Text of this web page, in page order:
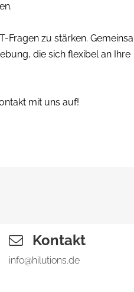
Fragen zu stärken.
die sich flexibel an Ihre
mit uns auf!
Kontakt
info@hilutions.de